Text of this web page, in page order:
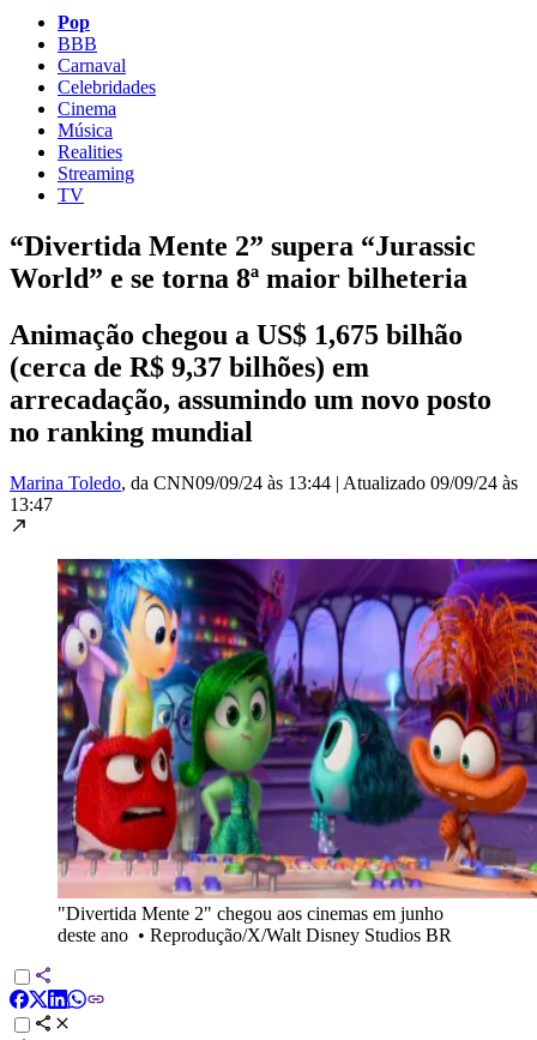
Pop
BBB
Carnaval
Celebridades
Cinema
Música
Realities
Streaming
TV
“Divertida Mente 2” supera “Jurassic
World” e se torna 8ª maior bilheteria
Animação chegou a US$ 1,675 bilhão
(cerca de R$ 9,37 bilhões) em
arrecadação, assumindo um novo posto
no ranking mundial
Marina Toledo, da CNN09/09/24 às 13:44 | Atualizado 09/09/24 às
13:47
"Divertida Mente 2" chegou aos cinemas em junho
deste ano • Reprodução/X/Walt Disney Studios BR